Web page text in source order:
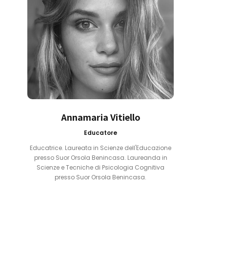
Annamaria Vitiello
Educatore
Educatrice. Laureata in Scienze dell'Educazione
presso Suor Orsola Benincasa. Laureanda in
Scienze e Tecniche di Psicologia Cognitiva
presso Suor Orsola Benincasa.